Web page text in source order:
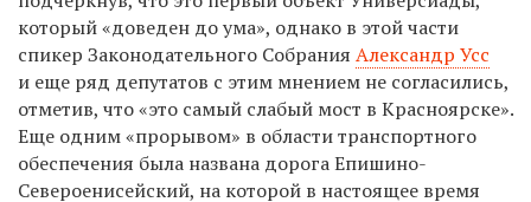
который «доведен до ума», однако в этой части
спикер Законодательного Собрания Александр Усс
и еще ряд депутатов с этим мнением не согласились,
отметив, что «это самый слабый мост в Красноярске».
Еще одним «прорывом» в области транспортного
обеспечения была названа дорога Епишино-
Североенисейский, на которой в настоящее время